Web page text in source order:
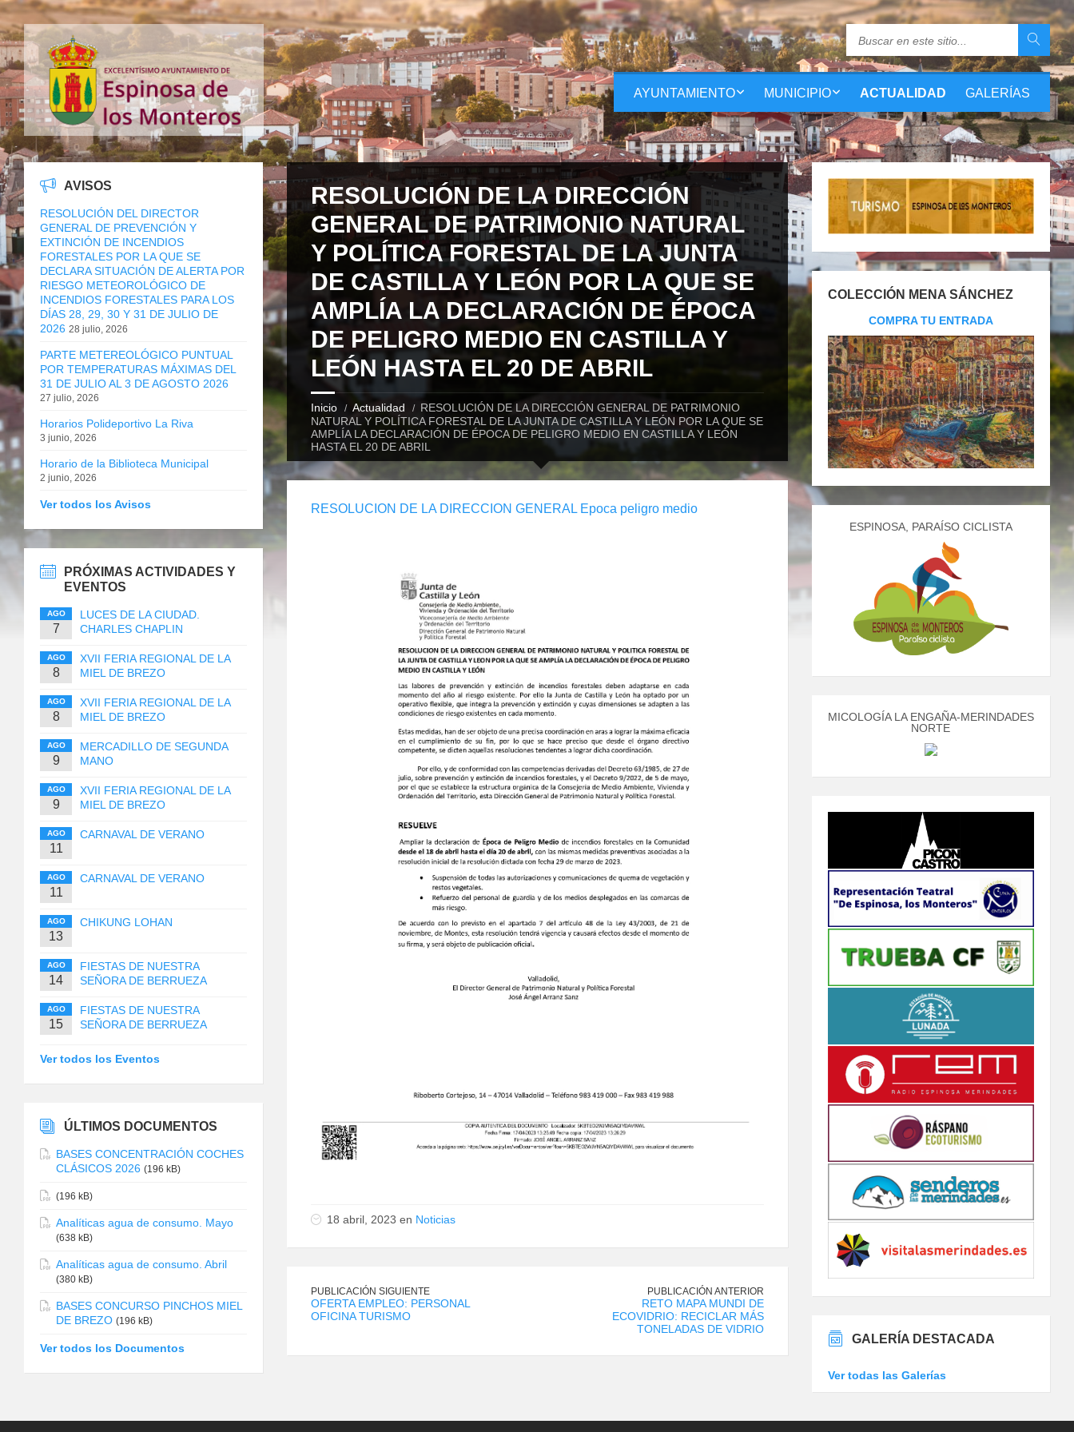
AYUNTAMIENTO MUNICIPIO ACTUALIDAD GALERÍAS
RESOLUCIÓN DE LA DIRECCIÓN
GENERAL DE PATRIMONIO NATURAL
Y POLÍTICA FORESTAL DE LA JUNTA
DE CASTILLA Y LEÓN POR LA QUE SE
AMPLÍA LA DECLARACIÓN DE ÉPOCA
DE PELIGRO MEDIO EN CASTILLA Y
LEÓN HASTA EL 20 DE ABRIL
Inicio Actualidad
RESOLUCIÓN DE LA DIRECCIÓN GENERAL DE PATRIMONIO
NATURAL Y POLÍTICA FORESTAL DE LA JUNTA DE CASTILLA Y LEÓN POR LA QUE SE
AMPLÍA LA DECLARACIÓN DE ÉPOCA DE PELIGRO MEDIO EN CASTILLA Y LEÓN
HASTA EL 20 DE ABRIL
RESOLUCION DE LA DIRECCION GENERAL Epoca peligro medio
18 abril, 2023 en Noticias
PUBLICACIÓN SIGUIENTE
OFERTA EMPLEO: PERSONAL
OFICINA TURISMO
PUBLICACIÓN ANTERIOR
RETO MAPA MUNDI DE
ECOVIDRIO: RECICLAR MÁS
TONELADAS DE VIDRIO
AVISOS
RESOLUCIÓN DEL DIRECTOR
GENERAL DE PREVENCIÓN Y
EXTINCIÓN DE INCENDIOS
FORESTALES POR LA QUE SE
DECLARA SITUACIÓN DE ALERTA POR
RIESGO METEOROLÓGICO DE
INCENDIOS FORESTALES PARA LOS
DÍAS 28, 29, 30 Y 31 DE JULIO DE
2026 28 julio, 2026
PARTE METEREOLÓGICO PUNTUAL
POR TEMPERATURAS MÁXIMAS DEL
31 DE JULIO AL 3 DE AGOSTO 2026
27 julio, 2026
Horarios Polideportivo La Riva
3 junio, 2026
Horario de la Biblioteca Municipal
2 junio, 2026
Ver todos los Avisos
PRÓXIMAS ACTIVIDADES Y
EVENTOS
AGO
7
LUCES DE LA CIUDAD.
CHARLES CHAPLIN
AGO
8
XVII FERIA REGIONAL DE LA
MIEL DE BREZO
AGO
8
XVII FERIA REGIONAL DE LA
MIEL DE BREZO
AGO
9
MERCADILLO DE SEGUNDA
MANO
AGO
9
XVII FERIA REGIONAL DE LA
MIEL DE BREZO
AGO
11
CARNAVAL DE VERANO
AGO
11
CARNAVAL DE VERANO
AGO
13
CHIKUNG LOHAN
AGO
14
FIESTAS DE NUESTRA
SEÑORA DE BERRUEZA
AGO
15
FIESTAS DE NUESTRA
SEÑORA DE BERRUEZA
Ver todos los Eventos
ÚLTIMOS DOCUMENTOS
BASES CONCENTRACIÓN COCHES
CLÁSICOS 2026 (196 kB)
(196 kB)
Analíticas agua de consumo. Mayo
(638 kB)
Analíticas agua de consumo. Abril
(380 kB)
BASES CONCURSO PINCHOS MIEL
DE BREZO (196 kB)
Ver todos los Documentos
COLECCIÓN MENA SÁNCHEZ
COMPRA TU ENTRADA
ESPINOSA, PARAÍSO CICLISTA
MICOLOGÍA LA ENGAÑA-MERINDADES
NORTE
GALERÍA DESTACADA
Ver todas las Galerías